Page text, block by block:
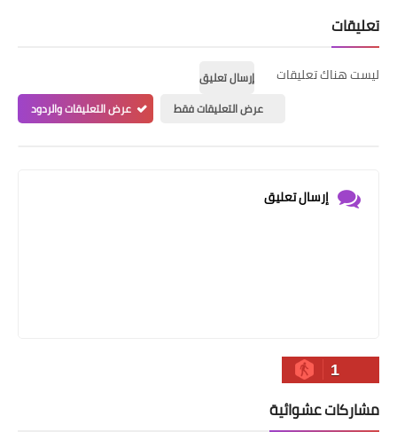
تعليقات
ليست هناك تعليقات
إرسال تعليق
عرض التعليقات فقط
عرض التعليقات والردود
إرسال تعليق
1
مشاركات عشوائية